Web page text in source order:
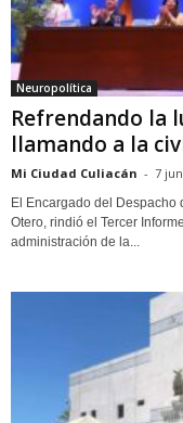
Neuropolítica
Refrendando la
llamando a la
Mi Ciudad Culiacán - 7
El Encargado del Despacho
Otero, rindió el Tercer
administración de la...